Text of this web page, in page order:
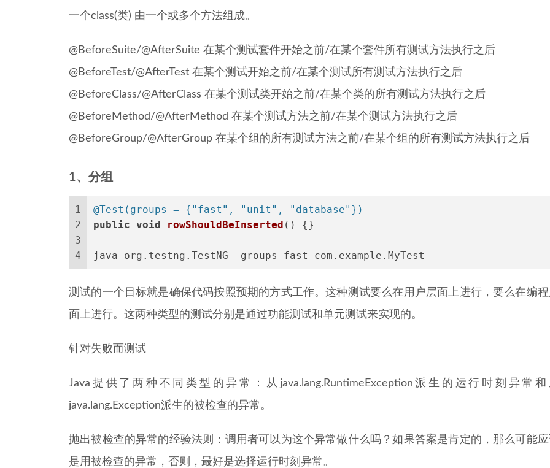
一个class(类) 由一个或多个方法组成。
@BeforeSuite/@AfterSuite 在某个测试套件开始之前/在某个套件所有测试方法执行之后
@BeforeTest/@AfterTest 在某个测试开始之前/在某个测试所有测试方法执行之后
@BeforeClass/@AfterClass 在某个测试类开始之前/在某个类的所有测试方法执行之后
@BeforeMethod/@AfterMethod 在某个测试方法之前/在某个测试方法执行之后
@BeforeGroup/@AfterGroup 在某个组的所有测试方法之前/在某个组的所有测试方法执行之后
1、分组
1
2
3
4
@Test(groups = {"fast", "unit", "database"})
public void rowShouldBeInserted () {}
java org.testng.TestNG -groups fast com.example.MyTest
测试的一个目标就是确保代码按照预期的方式工作。这种测试要么在用户层面上进行，要么在编
面上进行。这两种类型的测试分别是通过功能测试和单元测试来实现的。
针对失败而测试
Java提供了两种不同类型的异常：从java.lang.RuntimeException派生的运行时刻异常和
java.lang.Exception派生的被检查的异常。
抛出被检查的异常的经验法则：调用者可以为这个异常做什么吗？如果答案是肯定的，那么可能
是用被检查的异常，否则，最好是选择运行时刻异常。